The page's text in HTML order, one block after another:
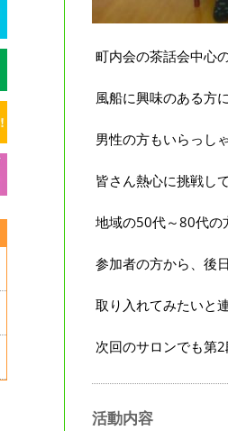
町内会の茶話会中心
風船に興味のある方
男性の方もいらっし
皆さん熱心に挑戦し
地域の50代～80代の
参加者の方から、後
取り入れてみたいと
次回のサロンでも第2
活動内容